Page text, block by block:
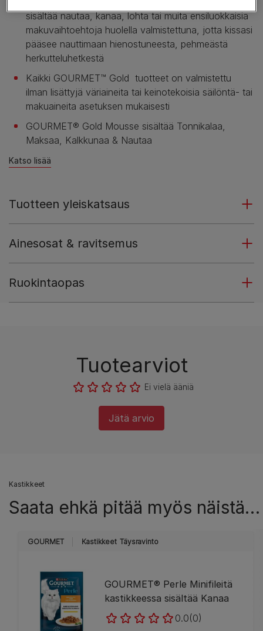
sisältää nautaa, kanaa, lohta tai muita ensiluokkaisia
makuvaihtoehtoja huolella valmistettuna, jotta kissasi
pääsee nauttimaan hienostuneesta, pehmeästä
herkutteluhetkestä
Kaikki GOURMET™ Gold tuotteet on valmistettu
ilman lisättyjä väriaineita tai keinotekoisia säilöntä- tai
makuaineita asetuksen mukaisesti
GOURMET® Gold Mousse sisältää Tonnikalaa,
Maksaa, Kalkkunaa & Nautaa
Katso lisää
Tuotteen yleiskatsaus
Ainesosat & ravitsemus
Ruokintaopas
Tuotearviot
Ei vielä ääniä
Jätä arvio
Kastikkeet
Saata ehkä pitää myös näistä…
GOURMET Kastikkeet Täysravinto
GOURMET® Perle Minifileitä
kastikkeessa sisältää Kanaa
0.0(0)